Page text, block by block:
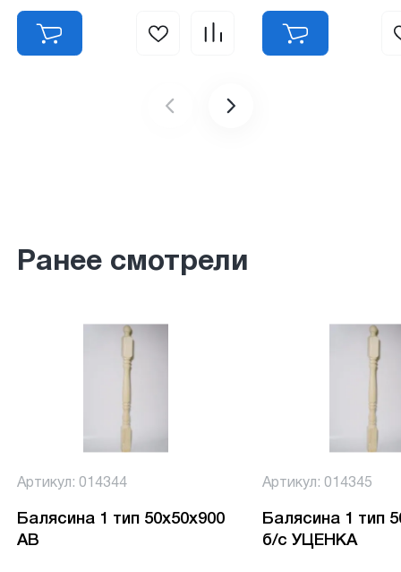
Ранее смотрели
Артикул: 014344
Балясина 1 тип 50х50х900
АВ
Артикул: 014345
Балясина 1 тип
б/с УЦЕНКА